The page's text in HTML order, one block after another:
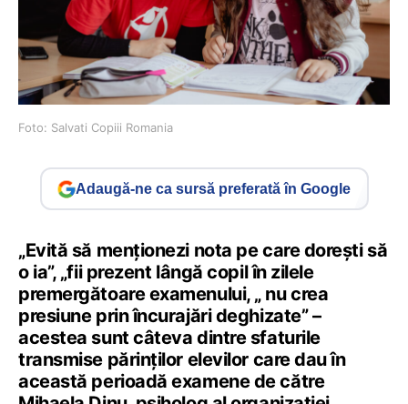
Foto: Salvati Copiii Romania
Adaugă-ne ca sursă preferată în Google
„Evită să menționezi nota pe care dorești să
o ia”, „fii prezent lângă copil în zilele
premergătoare examenului, „ nu crea
presiune prin încurajări deghizate” –
acestea sunt câteva dintre sfaturile
transmise părinților elevilor care dau în
această perioadă examene de către